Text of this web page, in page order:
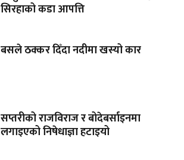
सिरहाको कडा आपत्ति
बसले ठक्कर दिँदा नदीमा खस्यो कार
सप्तरीको राजविराज र बोदेबर्साइनमा
लगाइएको निषेधाज्ञा हटाइयो